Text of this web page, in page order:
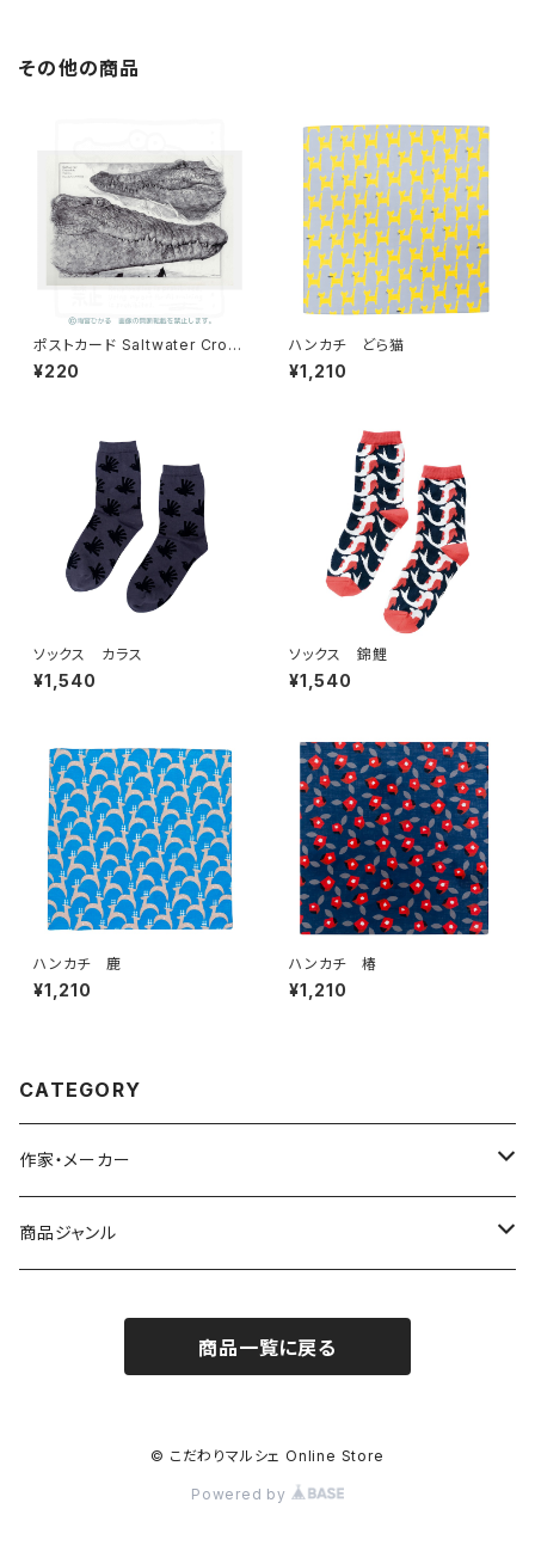
その他の商品
ポストカード Saltwater Croc
odile
¥220
ハンカチ どら猫
¥1,210
ソックス カラス
¥1,540
ソックス 錦鯉
¥1,540
ハンカチ 鹿
¥1,210
ハンカチ 椿
¥1,210
CATEGORY
作家・メーカー
雨宮ひかる
商品ジャンル
シール／ステッカー
商品一覧に戻る
© こだわりマルシェ Online Store
Powered by